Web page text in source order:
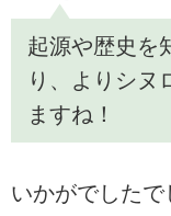
起源や歴史を
り、よりシヌ
ますね！
いかがでしたで